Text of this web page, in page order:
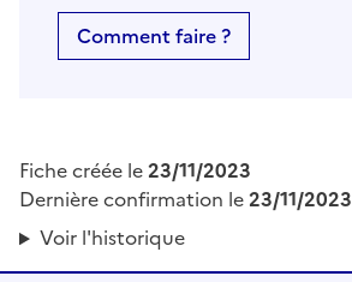
Comment faire ?
Fiche créée le23/11/2023
Dernière confirmation le23/11/2023
Voir l'historique